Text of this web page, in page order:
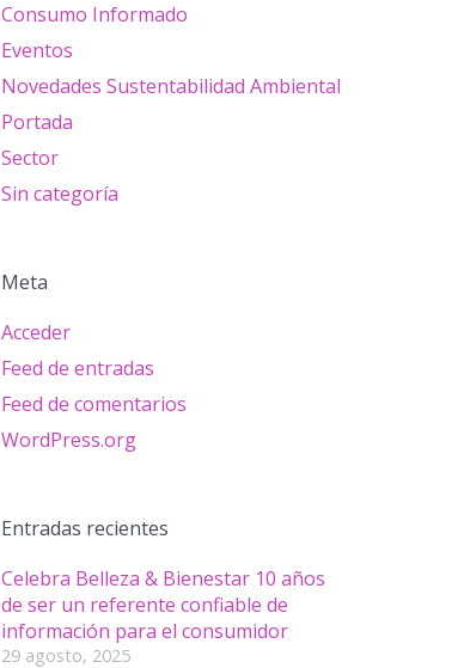
Consumo Informado
Eventos
Novedades Sustentabilidad Ambiental
Portada
Sector
Sin categoría
Meta
Acceder
Feed de entradas
Feed de comentarios
WordPress.org
Entradas recientes
Celebra Belleza & Bienestar 10 años
de ser un referente confiable de
información para el consumidor
29 agosto, 2025